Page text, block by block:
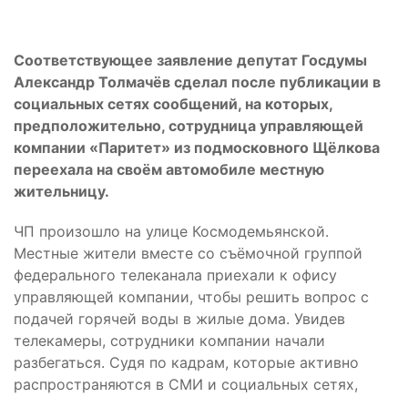
Соответствующее заявление депутат Госдумы
Александр Толмачëв сделал после публикации в
социальных сетях сообщений, на которых,
предположительно, сотрудница управляющей
компании «Паритет» из подмосковного Щëлкова
переехала на своëм автомобиле местную
жительницу.
ЧП произошло на улице Космодемьянской.
Местные жители вместе со съëмочной группой
федерального телеканала приехали к офису
управляющей компании, чтобы решить вопрос с
подачей горячей воды в жилые дома. Увидев
телекамеры, сотрудники компании начали
разбегаться. Судя по кадрам, которые активно
распространяются в СМИ и социальных сетях,